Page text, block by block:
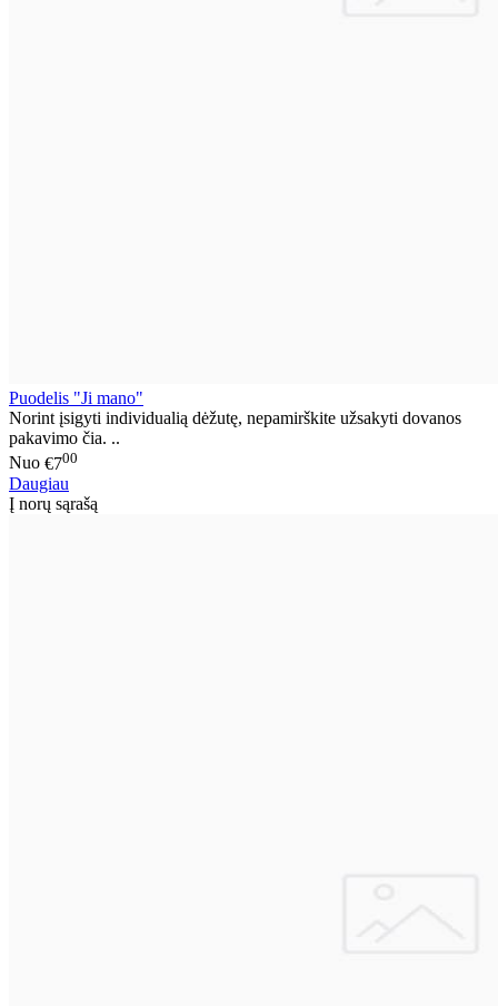
Puodelis "Ji mano"
Norint įsigyti individualią dėžutę, nepamirškite užsakyti dovanos
pakavimo čia. ..
Nuo €700
Daugiau
Į norų sąrašą